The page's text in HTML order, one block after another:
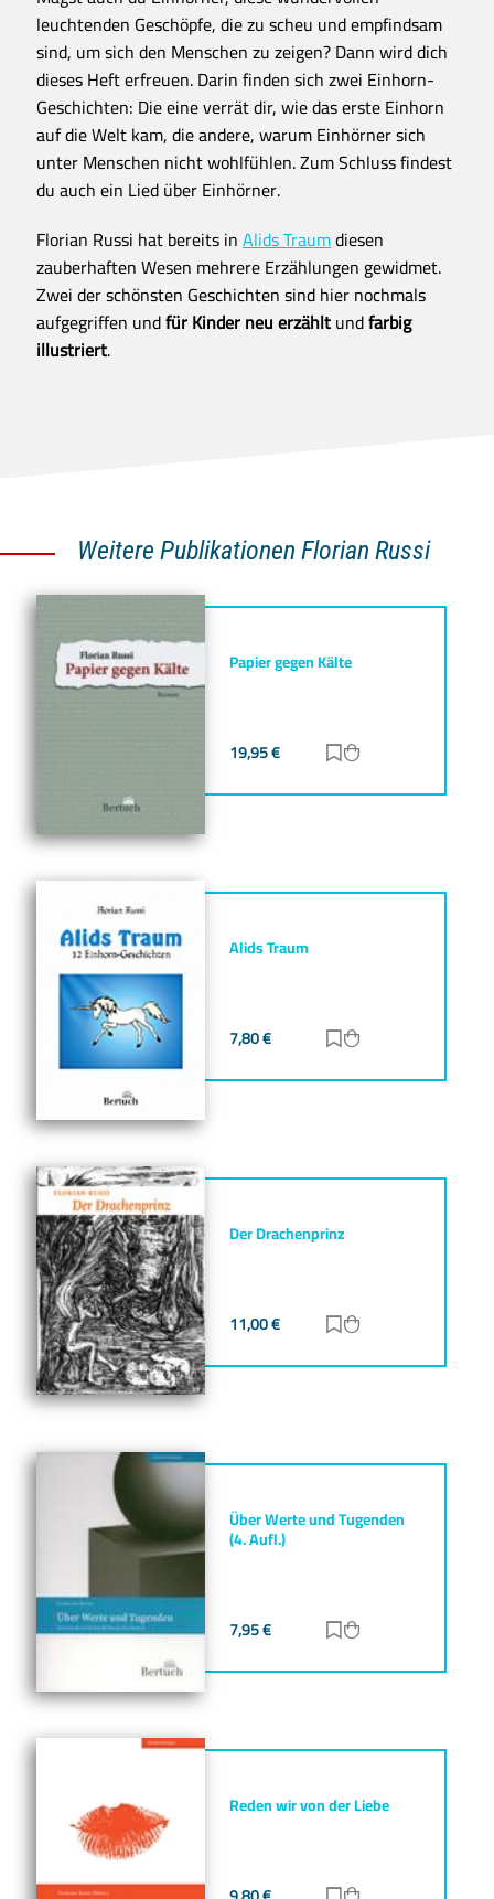
leuchtenden Geschöpfe, die zu scheu und empfindsam
sind, um sich den Menschen zu zeigen? Dann wird dich
dieses Heft erfreuen. Darin finden sich zwei Einhorn-
Geschichten: Die eine verrät dir, wie das erste Einhorn
auf die Welt kam, die andere, warum Einhörner sich
unter Menschen nicht wohlfühlen. Zum Schluss findest
du auch ein Lied über Einhörner.
Florian Russi hat bereits inAlids Traumdiesen
zauberhaften Wesen mehrere Erzählungen gewidmet.
Zwei der schönsten Geschichten sind hier nochmals
aufgegriffen undfür Kinder neu erzähltundfarbig
illustriert.
Weitere Publikationen Florian Russi
Papier gegen Kälte
19,95€ Zur Merkliste
Alids Traum
7,80€ Zur Merkliste
Der Drachenprinz
11,00€ Zur Merkliste
Über Werte und Tugenden
(4. Aufl.)
7,95€ Zur Merkliste
Reden wir von der Liebe